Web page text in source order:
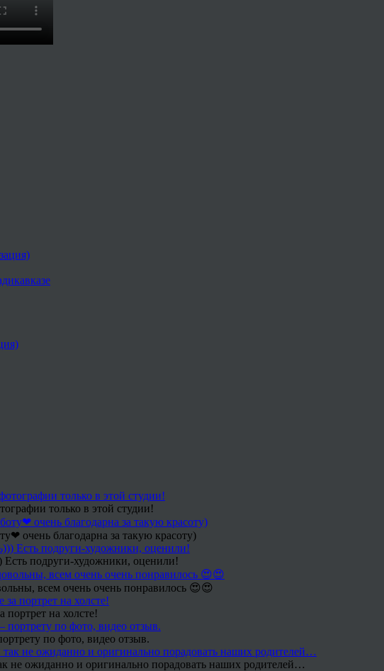
только в этой студии!
очень благодарна за такую красоту)
Есть подруги-художники, оценили!
всем очень очень понравилось 😍😍
портрет на холсте!
по фото, видео отзыв.
не ожиданно и оригинально порадовать наших родителей…